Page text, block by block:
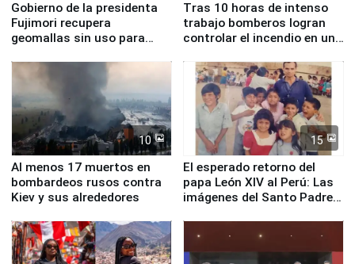
Gobierno de la presidenta
Fujimori recupera
geomallas sin uso para
Fenómeno El Niño
Tras 10 horas de intenso
trabajo bomberos logran
controlar el incendio en una
de Chile
10
Al menos 17 muertos en
bombardeos rusos contra
Kiev y sus alrededores
15
El esperado retorno del
papa León XIV al Perú: Las
imágenes del Santo Padre